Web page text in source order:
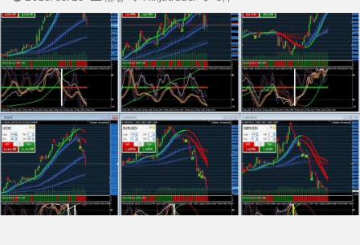
備忘録
動画 日本人村社会 脱水シート
検索